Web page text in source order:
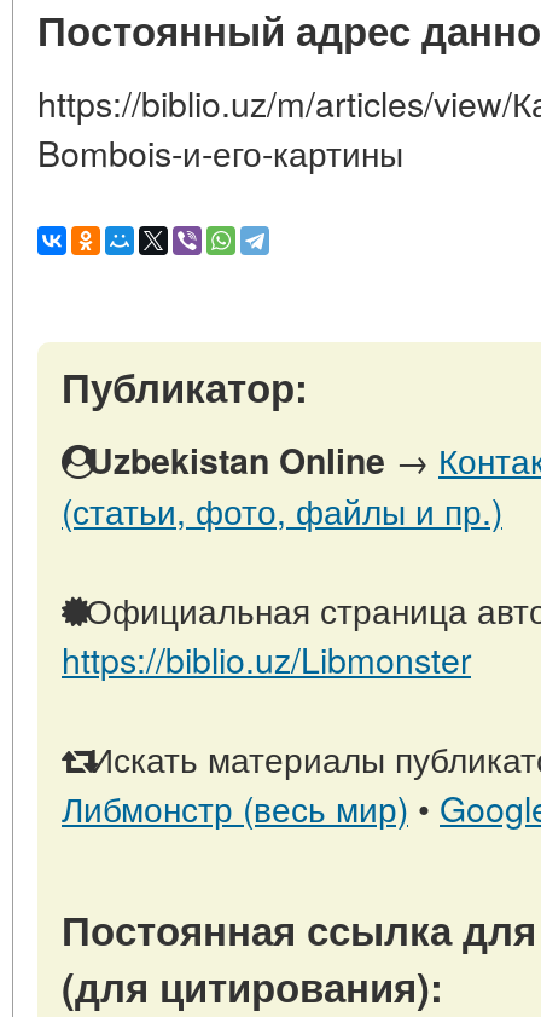
Постоянный адрес
https://biblio.uz/m/articles/view/
Bombois-и-его-картины
Публикатор:
Uzbekistan Online →
(статьи, фото, файлы и пр.)
Официальная страница
https://biblio.uz/Libmonster
Искать материалы
Либмонстр (весь мир) •
Постоянная ссылка
(для цитирования):